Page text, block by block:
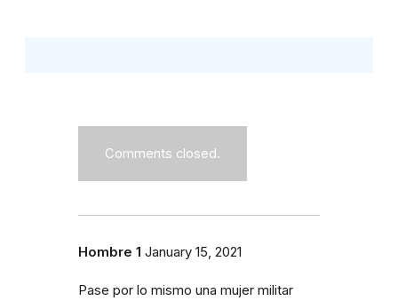
Comments closed.
Hombre 1 January 15, 2021
Pase por lo mismo una mujer militar